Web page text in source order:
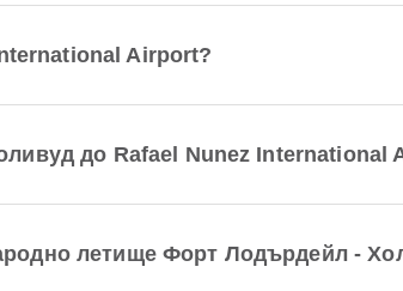
Airport?
до Rafael Nunez International
летище Форт Лодърдейл -